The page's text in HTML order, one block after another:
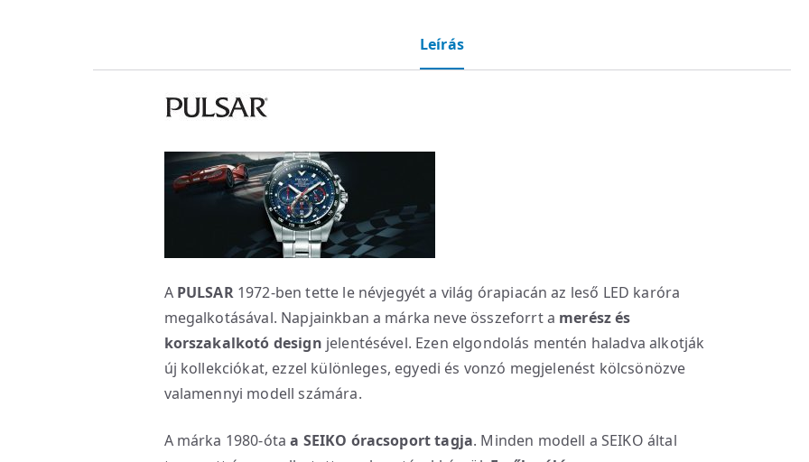
Leírás
A PULSAR1972-ben tette le névjegyét a világ órapiacán az leső LED karóra
megalkotásával. Napjainkban a márka neve összeforrt a merész és
korszakalkotó design jelentésével. Ezen elgondolás mentén haladva alkotják
új kollekciókat, ezzel különleges, egyedi és vonzó megjelenést kölcsönözve
valamennyi modell számára.
A márka 1980-ótaa SEIKO óracsoport tagja. Minden modell a SEIKO által